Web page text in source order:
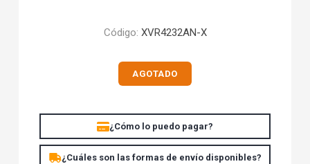
Código: XVR4232AN-X
AGOTADO
¿Cómo lo puedo pagar?
¿Cuáles son las formas de envío disponibles?